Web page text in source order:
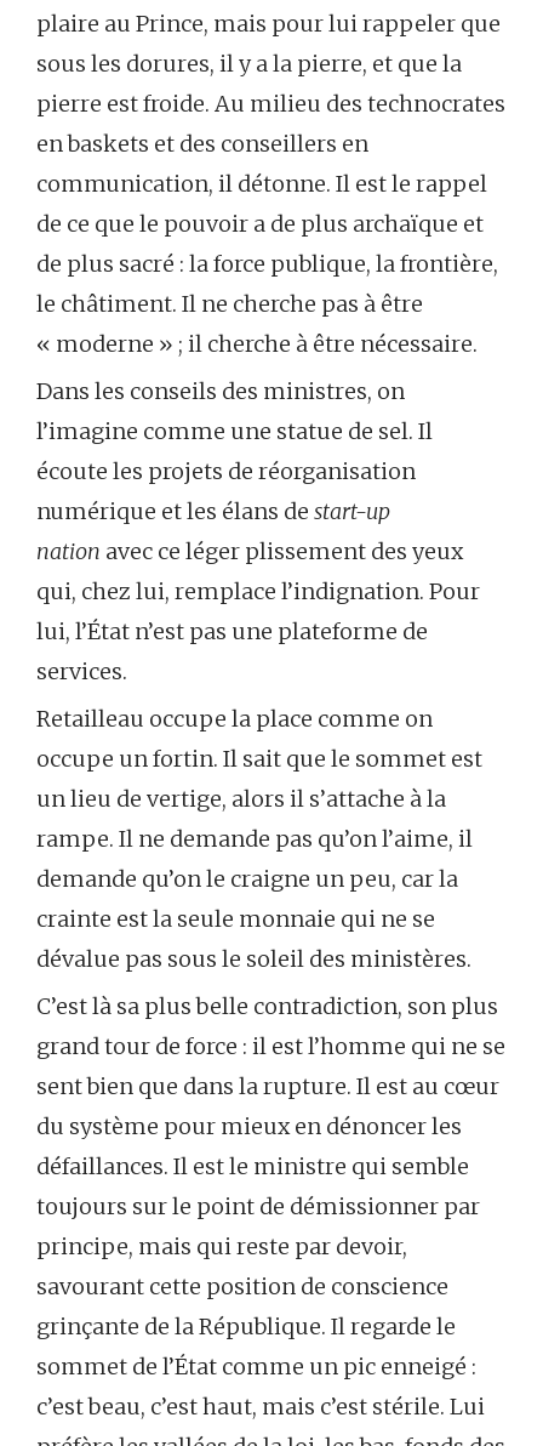
plaire au Prince, mais pour lui rappeler que
sous les dorures, il y a la pierre, et que la
pierre est froide. Au milieu des technocrates
en baskets et des conseillers en
communication, il détonne. Il est le rappel
de ce que le pouvoir a de plus archaïque et
de plus sacré : la force publique, la frontière,
le châtiment. Il ne cherche pas à être
« moderne » ; il cherche à être nécessaire.
Dans les conseils des ministres, on
l’imagine comme une statue de sel. Il
écoute les projets de réorganisation
numérique et les élans de start-up
nation avec ce léger plissement des yeux
qui, chez lui, remplace l’indignation. Pour
lui, l’État n’est pas une plateforme de
services.
Retailleau occupe la place comme on
occupe un fortin. Il sait que le sommet est
un lieu de vertige, alors il s’attache à la
rampe. Il ne demande pas qu’on l’aime, il
demande qu’on le craigne un peu, car la
crainte est la seule monnaie qui ne se
dévalue pas sous le soleil des ministères.
C’est là sa plus belle contradiction, son plus
grand tour de force : il est l’homme qui ne se
sent bien que dans la rupture. Il est au cœur
du système pour mieux en dénoncer les
défaillances. Il est le ministre qui semble
toujours sur le point de démissionner par
principe, mais qui reste par devoir,
savourant cette position de conscience
grinçante de la République. Il regarde le
sommet de l’État comme un pic enneigé :
c’est beau, c’est haut, mais c’est stérile. Lui